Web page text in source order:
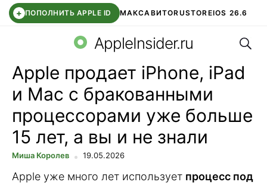
+ ПОПОЛНИТЬ APPLE ID МАКСАВИТОRUSTOREIOS 26.6
СБЕР КИДС ВТБ ОНЛАЙН ЧАТ В ROBLOX
AppleInsider.ru
Apple продает iPhone, iPad
и Mac с бракованными
процессорами уже больше
15 лет, а вы и не знали
Миша Королев 19.05.2026
Apple уже много лет использует процесс под